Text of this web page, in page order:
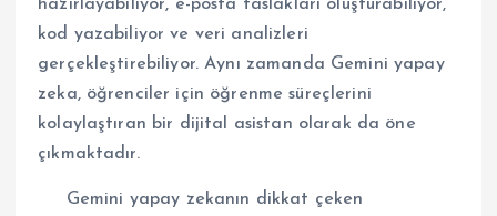
hazırlayabiliyor, e-posta taslakları oluşturabiliyor,
kod yazabiliyor ve veri analizleri
gerçekleştirebiliyor. Aynı zamanda Gemini yapay
zeka, öğrenciler için öğrenme süreçlerini
kolaylaştıran bir dijital asistan olarak da öne
çıkmaktadır.
Gemini yapay zekanın dikkat çeken